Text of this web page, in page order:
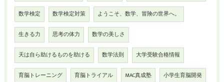
数学検定 数学検定対策 ようこそ、数学、冒険の世界へ。
生きる力 思考の体力 数学の美しさ
天は自ら助けるものを助ける 数学法則 大学受験合格情報
育脳トレーニング 育脳トライアル MAC真成塾 小学生育脳開発